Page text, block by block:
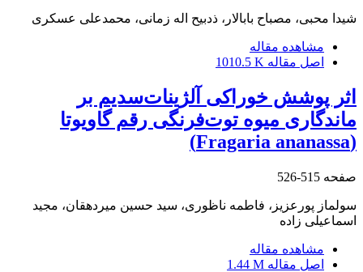
شیدا محبی، مصباح بابالار، ذدبیح اله زمانی، محمدعلی عسکری
مشاهده مقاله
اصل مقاله 1010.5 K
اثر پوشش خوراکی آلژینات‌سدیم بر
ماندگاری میوه توت‌فرنگی رقم گاویوتا
(Fragaria ananassa)
صفحه 515-526
سولماز پورعزیز، فاطمه ناظوری، سید حسین میردهقان، مجید
اسماعیلی زاده
مشاهده مقاله
اصل مقاله 1.44 M